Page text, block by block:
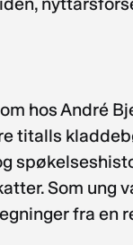
hos André
titalls
Som ung
fra en